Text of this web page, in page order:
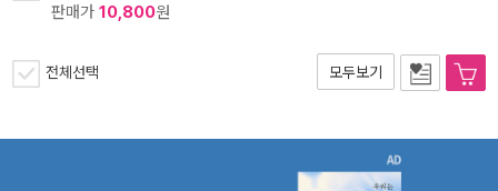
판매가 10,800원
전체선택 모두보기